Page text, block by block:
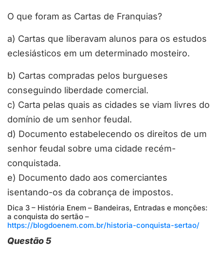
O que foram as Cartas de Franquias?
a) Cartas que liberavam alunos para os estudos
eclesiásticos em um determinado mosteiro.
b) Cartas compradas pelos burgueses
conseguindo liberdade comercial.
c) Carta pelas quais as cidades se viam livres do
domínio de um senhor feudal.
d) Documento estabelecendo os direitos de um
senhor feudal sobre uma cidade recém-
conquistada.
e) Documento dado aos comerciantes
isentando-os da cobrança de impostos.
Dica 3 – História Enem – Bandeiras, Entradas e monções:
a conquista do sertão –
https://blogdoenem.com.br/historia-conquista-sertao/
Questão 5